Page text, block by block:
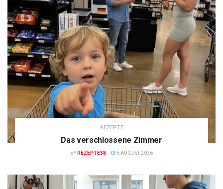
REZEPTE
Das verschlossene Zimmer
BY REZEPTE38 6 AUGUST 2026